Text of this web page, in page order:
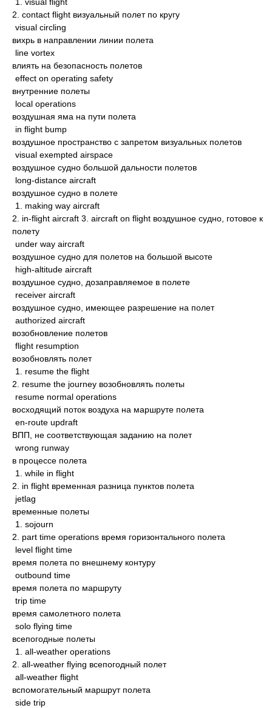
2. contact flight визуальный полет по кругу
visual circling
вихрь в направлении линии полета
line vortex
влиять на безопасность полетов
effect on operating safety
внутренние полеты
local operations
воздушная яма на пути полета
in flight bump
воздушное пространство с запретом визуальных полетов
visual exempted airspace
воздушное судно большой дальности полетов
long-distance aircraft
воздушное судно в полете
1. making way aircraft
2. in-flight aircraft 3. aircraft on flight воздушное судно, готовое к
полету
under way aircraft
воздушное судно для полетов на большой высоте
high-altitude aircraft
воздушное судно, дозаправляемое в полете
receiver aircraft
воздушное судно, имеющее разрешение на полет
authorized aircraft
возобновление полетов
flight resumption
возобновлять полет
1. resume the flight
2. resume the journey возобновлять полеты
resume normal operations
восходящий поток воздуха на маршруте полета
en-route updraft
ВПП, не соответствующая заданию на полет
wrong runway
в процессе полета
1. while in flight
2. in flight временная разница пунктов полета
jetlag
временные полеты
1. sojourn
2. part time operations время горизонтального полета
level flight time
время полета по внешнему контуру
outbound time
время полета по маршруту
trip time
время самолетного полета
solo flying time
всепогодные полеты
1. all-weather operations
2. all-weather flying всепогодный полет
all-weather flight
вспомогательный маршрут полета
side trip